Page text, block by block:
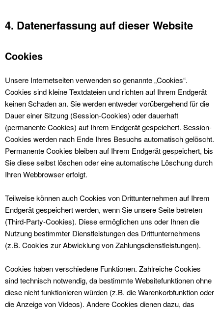
4. Datenerfassung auf dieser Website
Cookies
Unsere Internetseiten verwenden so genannte „Cookies“.
Cookies sind kleine Textdateien und richten auf Ihrem Endgerät
keinen Schaden an. Sie werden entweder vorübergehend für die
Dauer einer Sitzung (Session-Cookies) oder dauerhaft
(permanente Cookies) auf Ihrem Endgerät gespeichert. Session-
Cookies werden nach Ende Ihres Besuchs automatisch gelöscht.
Permanente Cookies bleiben auf Ihrem Endgerät gespeichert, bis
Sie diese selbst löschen oder eine automatische Löschung durch
Ihren Webbrowser erfolgt.
Teilweise können auch Cookies von Drittunternehmen auf Ihrem
Endgerät gespeichert werden, wenn Sie unsere Seite betreten
(Third-Party-Cookies). Diese ermöglichen uns oder Ihnen die
Nutzung bestimmter Dienstleistungen des Drittunternehmens
(z.B. Cookies zur Abwicklung von Zahlungsdienstleistungen).
Cookies haben verschiedene Funktionen. Zahlreiche Cookies
sind technisch notwendig, da bestimmte Websitefunktionen ohne
diese nicht funktionieren würden (z.B. die Warenkorbfunktion oder
die Anzeige von Videos). Andere Cookies dienen dazu, das